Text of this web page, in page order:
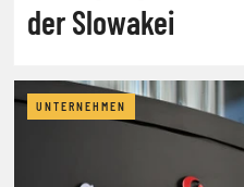
der Slowakei
UNTERNEHMEN